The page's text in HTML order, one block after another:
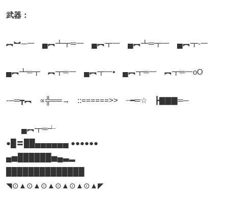
武器：
︻︼─一 ▄︻┻┳═一 ▄︻┳一 ▄︻┻═┳一 ▄︻┳-一
▄︻┻═┳ ︻┳═一 ▄︻┳一• ▄︻┳═一 ︻┳═一oO
-─═┳︻ ∝╬══→ ::======>> ┈━═☆ ┣▇▇▇═─
▄︻┳═┵
●█〓██▄▄▄▄▄▄ ●●●●●●
▄▅██████▅▄▃▂
◥⊙▲⊙▲⊙▲⊙▲⊙▲⊙▲◤